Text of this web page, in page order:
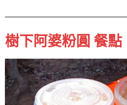
樹下阿婆粉圓 餐點